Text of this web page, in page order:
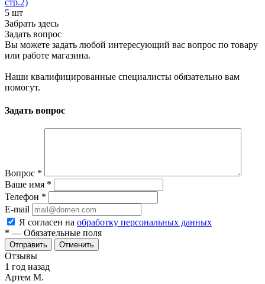
5 шт
Забрать здесь
Задать вопрос
Вы можете задать любой интересующий вас вопрос по товару
или работе магазина.
Наши квалифицированные специалисты обязательно вам
помогут.
Задать вопрос
Вопрос *
Ваше имя *
Телефон *
E-mail
Я согласен на обработку персональных данных
* — Обязательные поля
Отменить
Отзывы
1 год назад
Артем М.